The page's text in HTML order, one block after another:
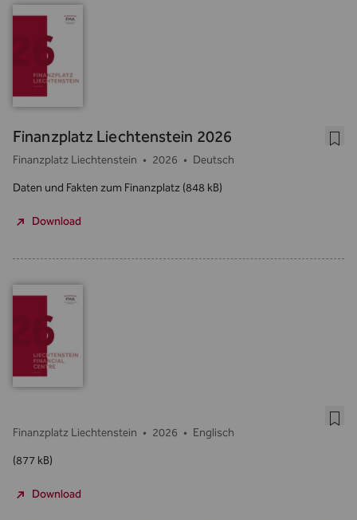
Finanzplatz Liechtenstein 2026
Finanzplatz Liechtenstein • 2026 • Deutsch
Daten und Fakten zum Finanzplatz (848 kB)
Download
Finanzplatz Liechtenstein • 2026 • Englisch
(877 kB)
Download